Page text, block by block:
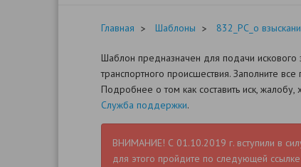
Главная Шаблоны 832_РС_о
Шаблон предназначен для подачи
транспортного происшествия. Заполните
Подробнее о том как составить иск,
Служба поддержки.
ВНИМАНИЕ! С 01.10.2019 г. вступили в
для этого пройдите по следующей ссылке